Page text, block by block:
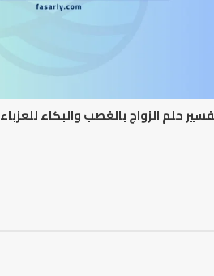
حلم الزواج بالغصب والبكاء للعزباء